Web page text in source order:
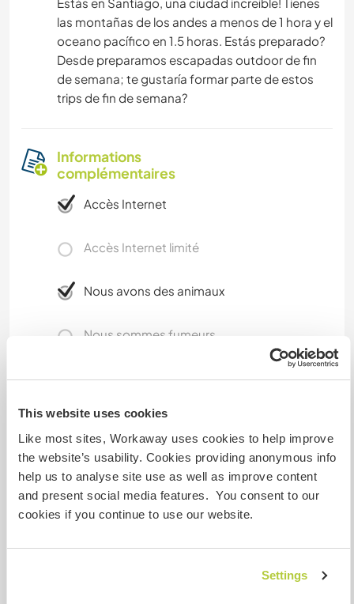
This website uses cookies
Like most sites, Workaway uses cookies to help improve
the website’s usability. Cookies providing anonymous info
help us to analyse site use as well as improve content
and present social media features. You consent to our
cookies if you continue to use our website.
Settings
las montañas de los andes a menos de 1 hora y el
oceano pacífico en 1.5 horas. Estás preparado?
Desde preparamos escapadas outdoor de fin
de semana; te gustaría formar parte de estos
trips de fin de semana?
Informations
complémentaires
Accès Internet
Accès Internet limité
Nous avons des animaux
Nous sommes fumeurs
Familles bienvenues
Possibilité d’accueillir les
digital nomads
Cet hôte a indiqué qu’il aimait accueillir les digital
nomads.